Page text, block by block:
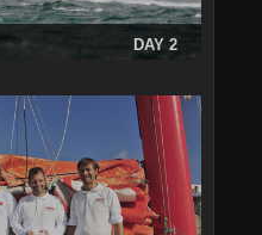
DAY 2